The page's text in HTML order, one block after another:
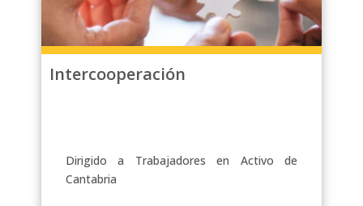
Intercooperación
Dirigido a Trabajadores en Activo de
Cantabria